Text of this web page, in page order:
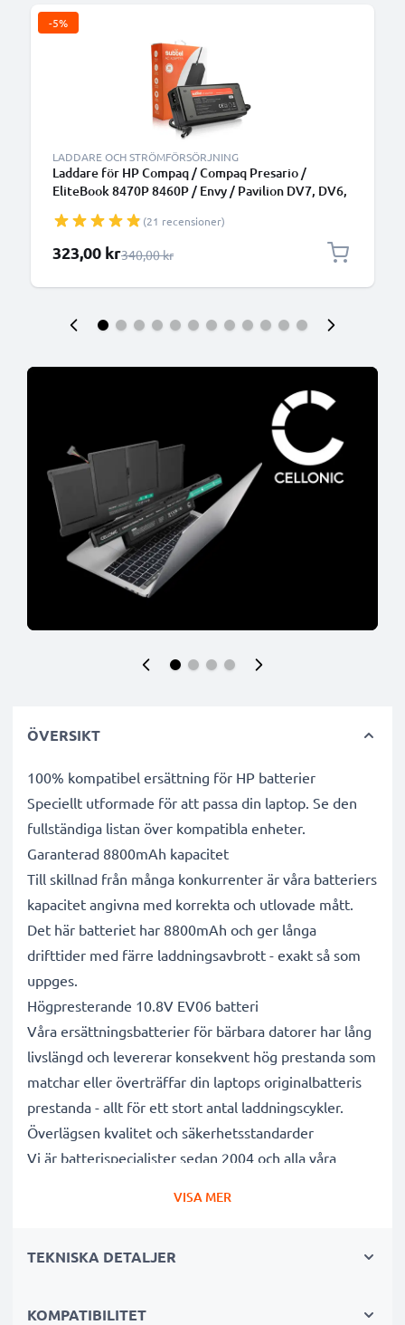
-5%
LADDARE OCH STRÖMFÖRSÖRJNING
Laddare för HP Compaq / Compaq Presario /
EliteBook 8470P 8460P / Envy / Pavilion DV7, DV6,
19V 90W hög kapacitet - 2.6m lång 7.4mm x 5mm +
pin laddsladd + nätadapter 463955-001 för
notebook
(21 recensioner)
Specialpris
323,00 krOrdinarie pris
340,00 kr
ÖVERSIKT
100% kompatibel ersättning för HP batterier
Speciellt utformade för att passa din laptop. Se den
fullständiga listan över kompatibla enheter.
Garanterad 8800mAh kapacitet
Till skillnad från många konkurrenter är våra batteriers
kapacitet angivna med korrekta och utlovade mått.
Det här batteriet har 8800mAh och ger långa
drifttider med färre laddningsavbrott - exakt så som
uppges.
Högpresterande 10.8V EV06 batteri
Våra ersättningsbatterier för bärbara datorer har lång
livslängd och levererar konsekvent hög prestanda som
matchar eller överträffar din laptops originalbatteris
prestanda - allt för ett stort antal laddningscykler.
Överlägsen kvalitet och säkerhetsstandarder
Vi är batterispecialister sedan 2004 och alla våra
mer därtill. Det är därför de levereras med 3 års
Det hållbara valet
VISA MER
TEKNISKA DETALJER
KOMPATIBILITET